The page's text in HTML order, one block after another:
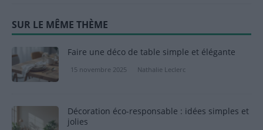
SUR LE MÊME THÈME
Faire une déco de table simple et élégante
15 novembre 2025 Nathalie Leclerc
Décoration éco-responsable : idées simples et
jolies